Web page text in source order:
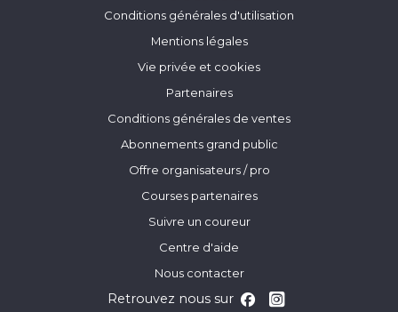
Conditions générales d'utilisation
Mentions légales
Vie privée et cookies
Partenaires
Conditions générales de ventes
Abonnements grand public
Offre organisateurs / pro
Courses partenaires
Suivre un coureur
Centre d'aide
Nous contacter
Retrouvez nous sur